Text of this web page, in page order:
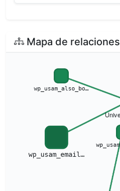
Mapa de relaciones